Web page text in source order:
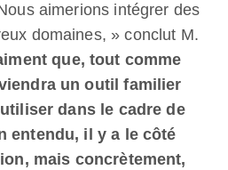
aimerions intégrer des
domaines, » conclut M.
que, tout comme
un outil familier
dans le cadre de
entendu, il y a le côté
mais concrètement,